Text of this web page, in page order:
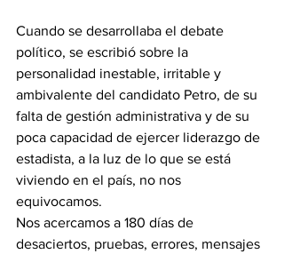
Cuando se desarrollaba el debate
político, se escribió sobre la
personalidad inestable, irritable y
ambivalente del candidato Petro, de su
falta de gestión administrativa y de su
poca capacidad de ejercer liderazgo de
estadista, a la luz de lo que se está
viviendo en el país, no nos
equivocamos.
Nos acercamos a 180 días de
desaciertos, pruebas, errores, mensajes